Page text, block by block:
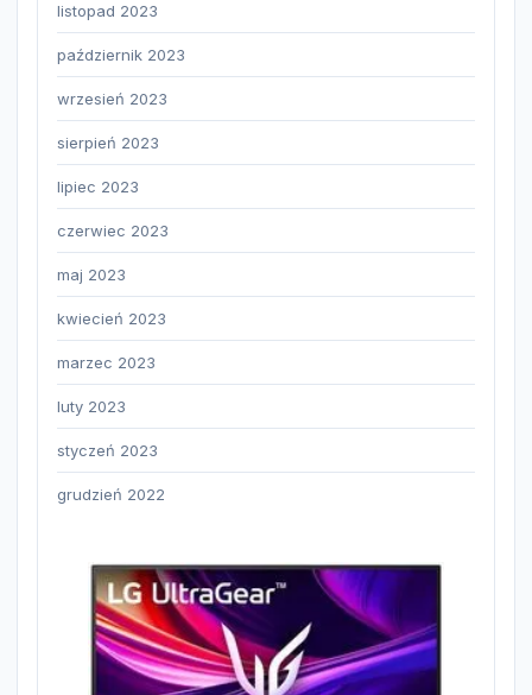
listopad 2023
październik 2023
wrzesień 2023
sierpień 2023
lipiec 2023
czerwiec 2023
maj 2023
kwiecień 2023
marzec 2023
luty 2023
styczeń 2023
grudzień 2022